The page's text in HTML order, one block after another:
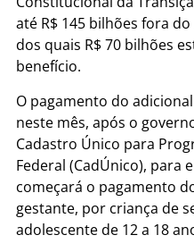
até R$ 145 bilhões fora
dos quais R$ 70 bilhões
benefício.
O pagamento do
neste mês, após o
Cadastro Único para
Federal (CadÚnico), para
começará o pagamento
gestante, por criança de
adolescente de 12 a 18